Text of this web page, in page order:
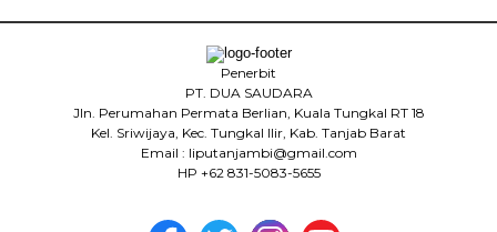
Penerbit
PT. DUA SAUDARA
Jln. Perumahan Permata Berlian, Kuala Tungkal RT 18
Kel. Sriwijaya, Kec. Tungkal Ilir, Kab. Tanjab Barat
Email : liputanjambi@gmail.com
HP +62 831-5083-5655